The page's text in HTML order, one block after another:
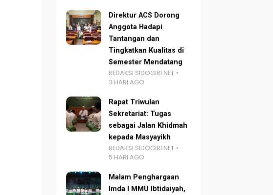
Direktur ACS Dorong
Anggota Hadapi
Tantangan dan
Tingkatkan Kualitas di
Semester Mendatang
REDAKSI SIDOGIRI.NET
3 HARI AGO
Rapat Triwulan
Sekretariat: Tugas
sebagai Jalan Khidmah
kepada Masyayikh
REDAKSI SIDOGIRI.NET
5 HARI AGO
Malam Penghargaan
Imda I MMU Ibtidaiyah,